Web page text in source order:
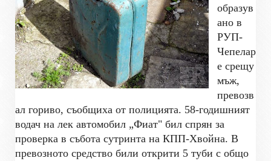
образув
ано в
РУП-
Чепелар
е срещу
мъж,
превозв
ал гориво, съобщиха от полицията. 58-годишният
водач на лек автомобил „Фиат" бил спрян за
проверка в събота сутринта на КПП-Хвойна. В
превозното средство били открити 5 туби с общо